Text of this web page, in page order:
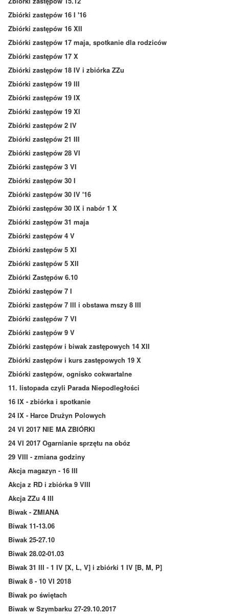
Zbiórki zastępów 16 I '16
Zbiórki zastępów 16 XII
Zbiórki zastępów 17 maja, spotkanie dla rodziców
Zbiórki zastępów 17 X
Zbiórki zastępów 18 IV i zbiórka ZZu
Zbiórki zastępów 19 III
Zbiórki zastępów 19 IX
Zbiórki zastępów 19 XI
Zbiórki zastępów 2 IV
Zbiórki zastępów 21 III
Zbiórki zastępów 28 VI
Zbiórki zastępów 3 VI
Zbiórki zastępów 30 I
Zbiórki zastępów 30 IV '16
Zbiórki zastępów 30 IX i nabór 1 X
Zbiórki zastępów 31 maja
Zbiórki zastępów 4 V
Zbiórki zastępów 5 XI
Zbiórki zastępów 5 XII
Zbiórki Zastępów 6.10
Zbiórki zastępów 7 I
Zbiórki zastępów 7 III i obstawa mszy 8 III
Zbiórki zastępów 7 VI
Zbiórki zastępów 9 V
Zbiórki zastępów i biwak zastępowych 14 XII
Zbiórki zastępów i kurs zastępowych 19 X
Zbiórki zastępów, ognisko cokwartalne
11. listopada czyli Parada Niepodległości
16 IX - zbiórka i spotkanie
24 IX - Harce Drużyn Polowych
24 VI 2017 NIE MA ZBIÓRKI
24 VI 2017 Ogarnianie sprzętu na obóz
29 VIII - zmiana godziny
Akcja magazyn - 16 III
Akcja z RD i zbiórka 9 VIII
Akcja ZZu 4 III
Biwak - ZMIANA
Biwak 11-13.06
Biwak 25-27.10
Biwak 28.02-01.03
Biwak 31 III - 1 IV [X, L, V] i zbiórki 1 IV [B, M, P]
Biwak 8 - 10 VI 2018
Biwak po świętach
Biwak w Szymbarku 27-29.10.2017